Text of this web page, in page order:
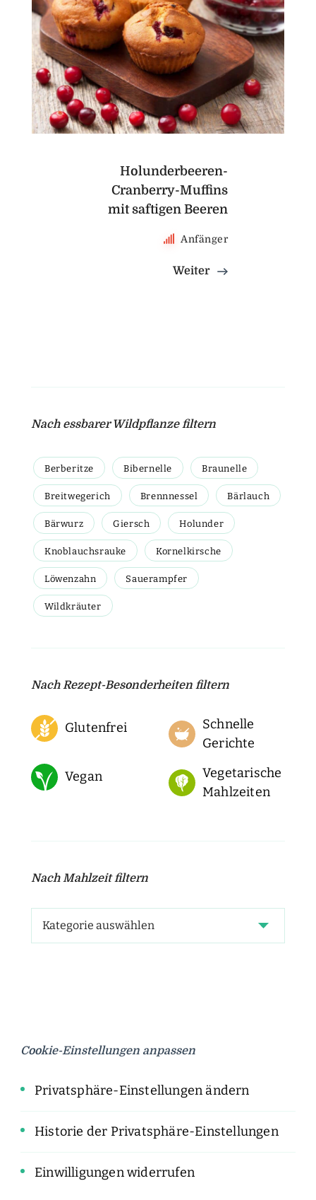
Holunderbeeren-
Cranberry-Muffins
mit saftigen Beeren
Anfänger
Weiter
Nach essbarer Wildpflanze filtern
Berberitze Bibernelle Braunelle
Breitwegerich Brennnessel Bärlauch
Bärwurz Giersch Holunder
Knoblauchsrauke Kornelkirsche
Löwenzahn Sauerampfer
Wildkräuter
Nach Rezept-Besonderheiten filtern
Glutenfrei
Schnelle
Gerichte
Vegan
Vegetarische
Mahlzeiten
Nach Mahlzeit filtern
Cookie-Einstellungen anpassen
Privatsphäre-Einstellungen ändern
Historie der Privatsphäre-Einstellungen
Einwilligungen widerrufen